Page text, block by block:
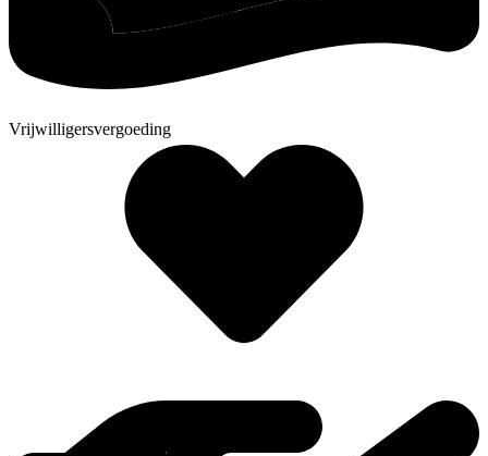
Vrijwilligersvergoeding